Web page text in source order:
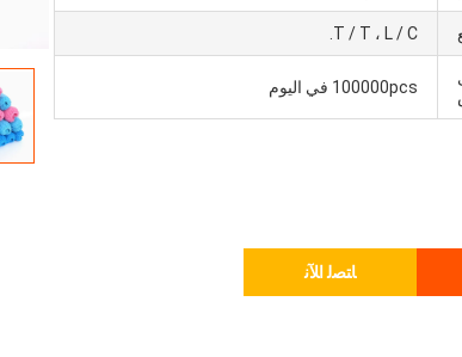
T / T ، L / C.
100000pcs في اليوم
ﺎﺘﺼﻟ ﺍﻶﻧ